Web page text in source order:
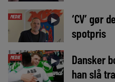
MEDIE ►
‘CV’ gør
spotpris
MEDIE ►
Dansker
han slå